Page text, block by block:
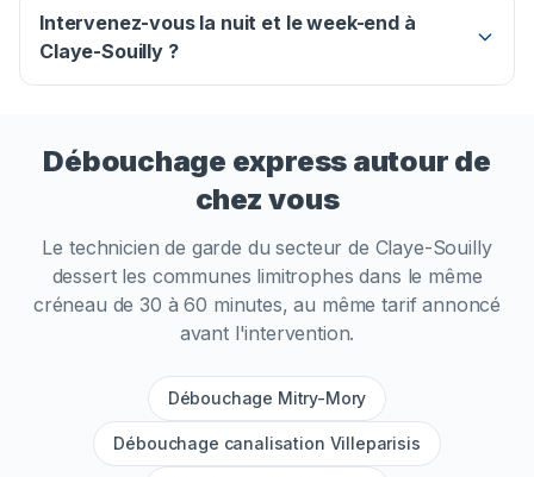
Intervenez-vous la nuit et le week-end à
Claye-Souilly ?
Débouchage express autour de
chez vous
Le technicien de garde du secteur de Claye-Souilly
dessert les communes limitrophes dans le même
créneau de 30 à 60 minutes, au même tarif annoncé
avant l'intervention.
Débouchage Mitry-Mory
Débouchage canalisation Villeparisis